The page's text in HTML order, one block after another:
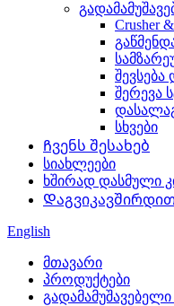
Crusher
შერევა
სხვები
Ჩვენს შესახებ
სიახლეები
ხშირად დასმული
English
მთავარი
პროდუქტები
გადამამუშავებელი